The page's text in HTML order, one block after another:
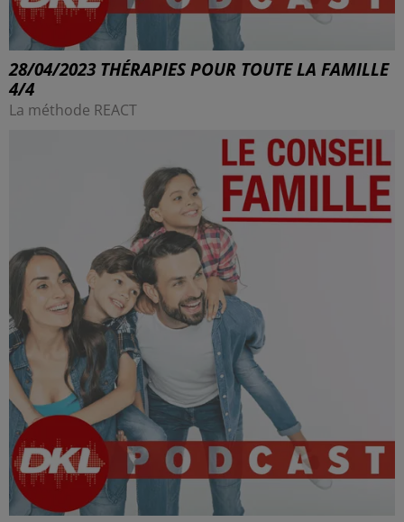
28/04/2023 THÉRAPIES POUR TOUTE LA FAMILLE
4/4
La méthode REACT